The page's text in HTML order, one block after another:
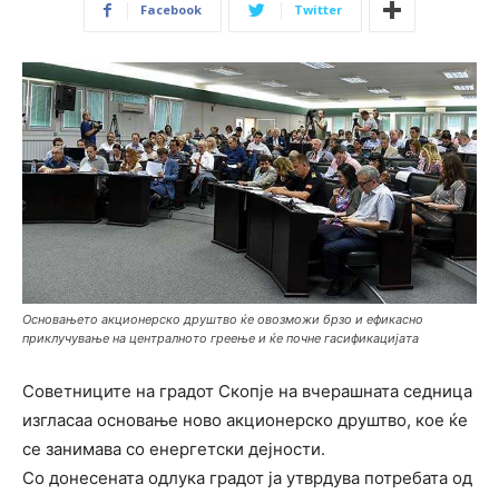
Facebook Twitter
Основањето акционерско друштво ќе овозможи брзо и ефикасно
приклучување на централното греење и ќе почне гасификацијата
Советниците на градот Скопје на вчерашната седница
изгласаа основање ново акционерско друштво, кое ќе
се занимава со енергетски дејности.
Со донесената одлука градот ја утврдува потребата од